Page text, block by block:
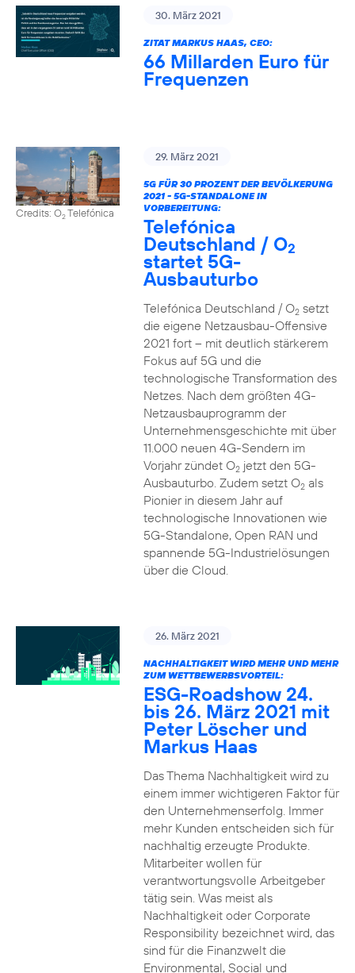
30. März 2021
ZITAT MARKUS HAAS, CEO:
66 Millarden Euro für
Frequenzen
Credits: O2Telefónica
29. März 2021
5G FÜR 30 PROZENT DER BEVÖLKERUNG
2021 - 5G-STANDALONE IN
VORBEREITUNG:
Telefónica
Deutschland / O2
startet 5G-
Ausbauturbo
Telefónica Deutschland / O2setzt
die eigene Netzausbau-Offensive
2021 fort – mit deutlich stärkerem
Fokus auf 5G und die
technologische Transformation des
Netzes. Nach dem größten 4G-
Netzausbauprogramm der
Unternehmensgeschichte mit über
11.000 neuen 4G-Sendern im
Vorjahr zündet O2jetzt den 5G-
Ausbauturbo. Zudem setzt O2als
Pionier in diesem Jahr auf
technologische Innovationen wie
5G-Standalone, Open RAN und
spannende 5G-Industrielösungen
über die Cloud.
26. März 2021
NACHHALTIGKEIT WIRD MEHR UND MEHR
ZUM WETTBEWERBSVORTEIL:
ESG-Roadshow 24.
bis 26. März 2021 mit
Peter Löscher und
Markus Haas
Das Thema Nachhaltigkeit wird zu
einem immer wichtigeren Faktor für
den Unternehmenserfolg. Immer
mehr Kunden entscheiden sich für
nachhaltig erzeugte Produkte.
Mitarbeiter wollen für
verantwortungsvolle Arbeitgeber
tätig sein. Was meist als
Nachhaltigkeit oder Corporate
Responsibility bezeichnet wird, das
sind für die Finanzwelt die
Environmental, Social und